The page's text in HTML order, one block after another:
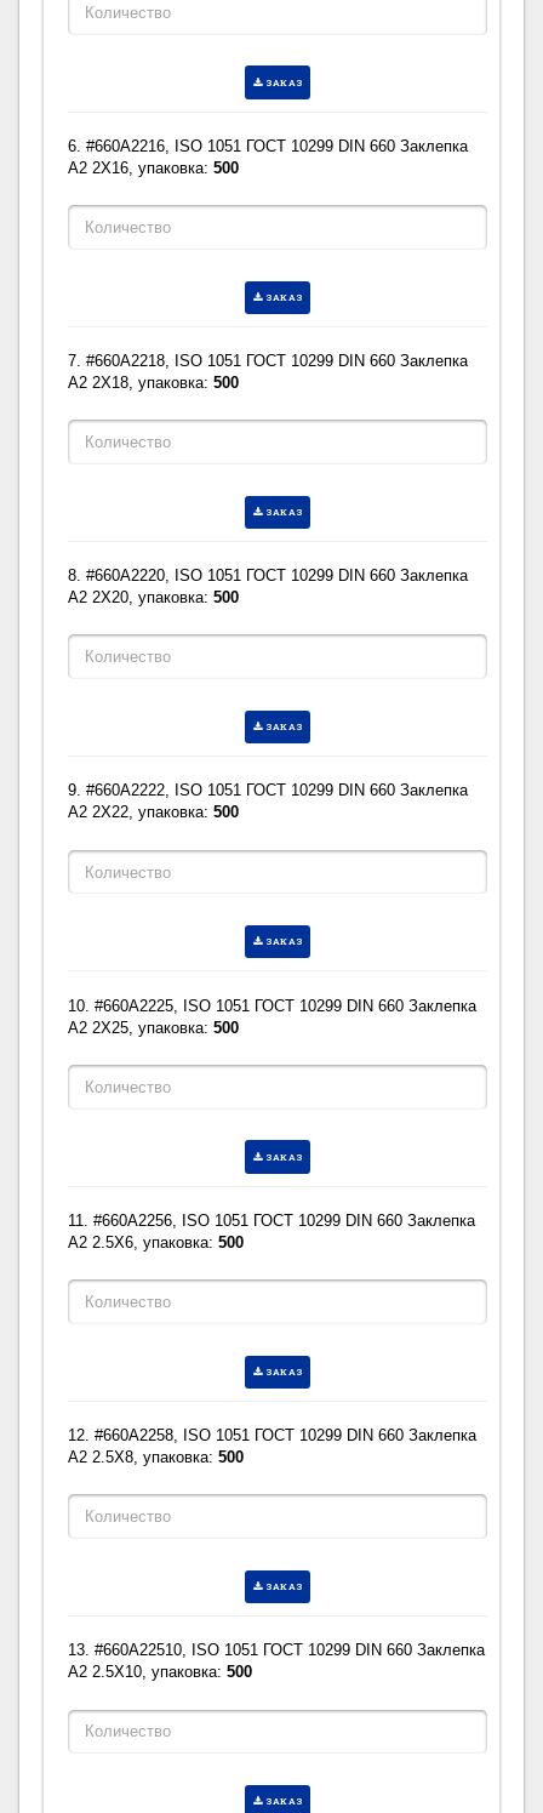
ЗАКАЗ
6. #660A2216, ISO 1051 ГОСТ 10299 DIN 660 Заклепка
A2 2X16, упаковка:500
ЗАКАЗ
7. #660A2218, ISO 1051 ГОСТ 10299 DIN 660 Заклепка
A2 2X18, упаковка:500
ЗАКАЗ
8. #660A2220, ISO 1051 ГОСТ 10299 DIN 660 Заклепка
A2 2X20, упаковка:500
ЗАКАЗ
9. #660A2222, ISO 1051 ГОСТ 10299 DIN 660 Заклепка
A2 2X22, упаковка:500
ЗАКАЗ
10. #660A2225, ISO 1051 ГОСТ 10299 DIN 660 Заклепка
A2 2X25, упаковка:500
ЗАКАЗ
11. #660A2256, ISO 1051 ГОСТ 10299 DIN 660 Заклепка
A2 2.5X6, упаковка:500
ЗАКАЗ
12. #660A2258, ISO 1051 ГОСТ 10299 DIN 660 Заклепка
A2 2.5X8, упаковка:500
ЗАКАЗ
13. #660A22510, ISO 1051 ГОСТ 10299 DIN 660 Заклепка
A2 2.5X10, упаковка:500
ЗАКАЗ